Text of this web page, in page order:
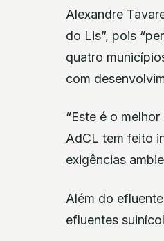
Alexandre
do Lis”, pois
quatro
com
“Este é o
AdCL tem feito
exigências
Além do
efluentes